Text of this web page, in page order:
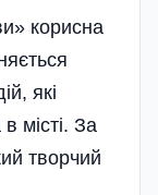
корисна
які
місті. За
творчий